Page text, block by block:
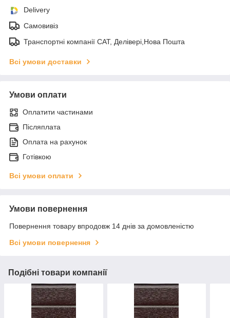
Delivery
Самовивіз
Транспортні компанії САТ, Делівері,Нова Пошта
Всі умови доставки
Умови оплати
Оплатити частинами
Післяплата
Оплата на рахунок
Готівкою
Всі умови оплати
Умови повернення
Повернення товару впродовж 14 днів за домовленістю
Всі умови повернення
Подібні товари компанії